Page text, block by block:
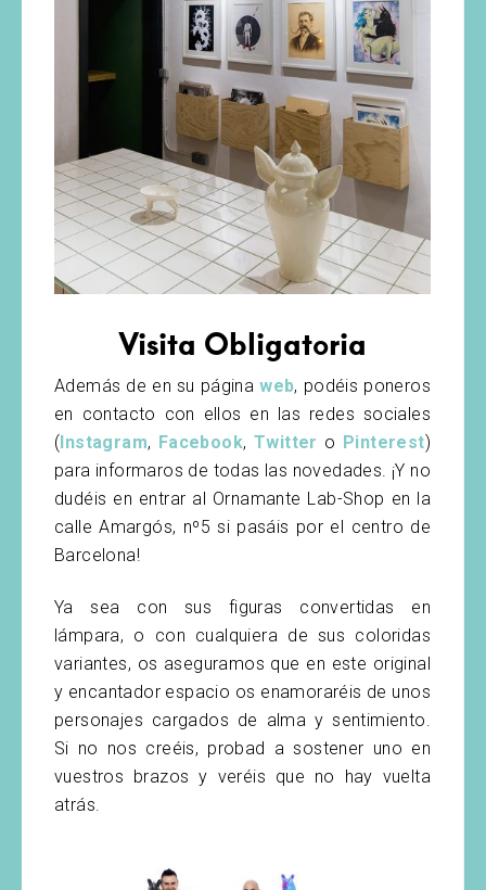
Visita Obligatoria
Además de en su páginaweb, podéis poneros
en contacto con ellos en las redes sociales
( Instagram, Facebook, Twitter o Pinterest)
para informaros de todas las novedades. ¡Y no
dudéis en entrar al Ornamante Lab-Shop en la
calle Amargós, nº5 si pasáis por el centro de
Barcelona!
Ya sea con sus figuras convertidas en
lámpara, o con cualquiera de sus coloridas
variantes, os aseguramos que en este original
y encantador espacio os enamoraréis de unos
personajes cargados de alma y sentimiento.
Si no nos creéis, probad a sostener uno en
vuestros brazos y veréis que no hay vuelta
atrás.